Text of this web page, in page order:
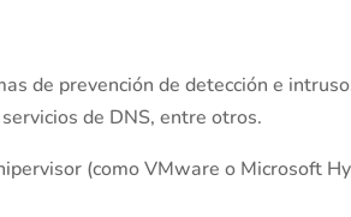
de prevención de detección e
de DNS, entre otros.
(como VMware o Microsoft